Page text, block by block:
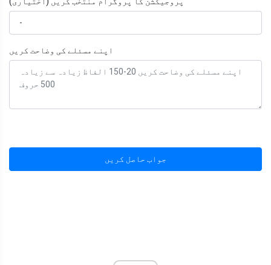
اپنے مسئلے کی وضاحت کریں
جواب حاصل کریں